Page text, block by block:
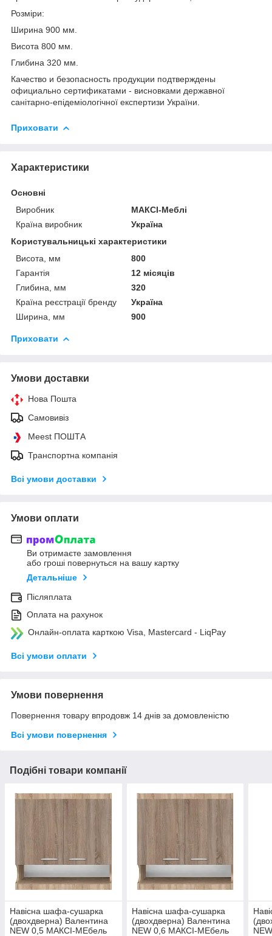
Розміри:
Ширина 900 мм.
Висота 800 мм.
Глибина 320 мм.
Качество и безопасность продукции подтверждены
официально сертификатами - висновками державної
санітарно-епідеміологічної експертизи України.
Приховати
Характеристики
Основні
Виробник
МАКСІ-Меблі
Країна виробник
Україна
Користувальницькі характеристики
Висота, мм
800
Гарантія
12 місяців
Глибина, мм
320
Країна реєстрації бренду
Україна
Ширина, мм
900
Приховати
Умови доставки
Нова Пошта
Самовивіз
Meest ПОШТА
Транспортна компанія
Всі умови доставки
Умови оплати
Ви отримаєте замовлення
або гроші повернуться на вашу картку
Детальніше
Післяплата
Оплата на рахунок
Онлайн-оплата карткою Visa, Mastercard - LiqPay
Всі умови оплати
Умови повернення
Повернення товару впродовж 14 днів за домовленістю
Всі умови повернення
Подібні товари компанії
Навісна шафа-сушарка
(двохдверна) Валентина
NEW 0,5 МАКСІ-МЕбель
Навісна шафа-сушарка
(двохдверна) Валентина
NEW 0,6 МАКСІ-МЕбель